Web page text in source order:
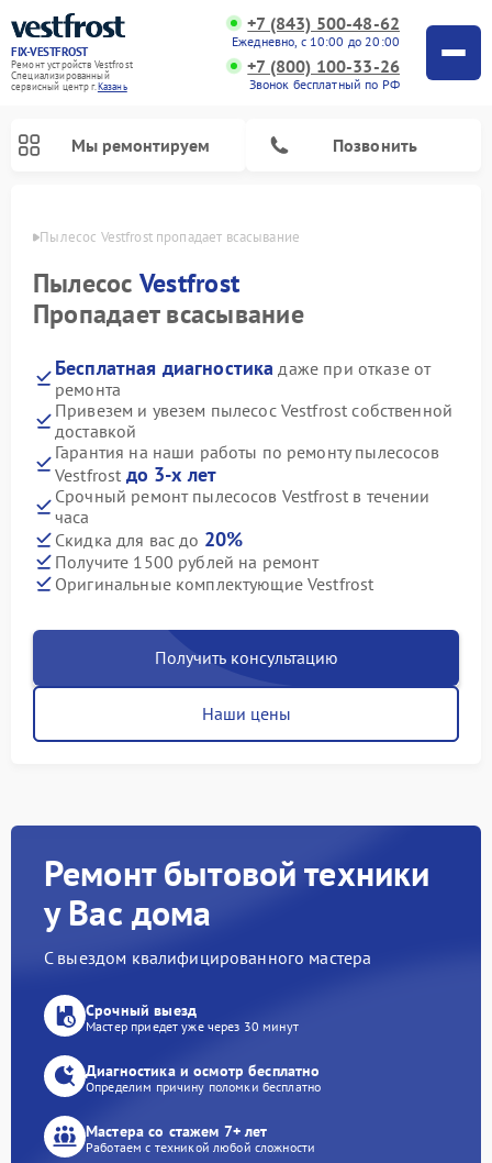
FIX-VESTFROST
Ремонт устройств Vestfrost
Специализированный
cервисный центр г.Казань
+7 (843) 500-48-62
Ежедневно, с 10:00 до 20:00
+7 (800) 100-33-26
Звонок бесплатный по РФ
Мы ремонтируем Позвонить
Пылесос Vestfrost пропадает всасывание
Пылесос Vestfrost
Пропадает всасывание
Бесплатная диагностика даже при отказе от
ремонта
Привезем и увезем пылесос Vestfrost собственной
доставкой
Гарантия на наши работы по ремонту пылесосов
Vestfrost до 3-х лет
Срочный ремонт пылесосов Vestfrost в течении
часа
Скидка для вас до 20%
Получите 1500 рублей на ремонт
Оригинальные комплектующие Vestfrost
Получить консультацию
Наши цены
Ремонт бытовой техники
у Вас дома
С выездом квалифицированного мастера
Срочный выезд
Мастер приедет уже через 30 минут
Диагностика и осмотр бесплатно
Определим причину поломки бесплатно
Мастера со стажем 7+ лет
Работаем с техникой любой сложности